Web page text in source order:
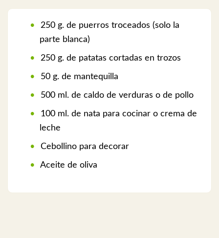
250 g. de puerros troceados (solo la
parte blanca)
250 g. de patatas cortadas en trozos
50 g. de mantequilla
500 ml. de caldo de verduras o de pollo
100 ml. de nata para cocinar o crema de
leche
Cebollino para decorar
Aceite de oliva